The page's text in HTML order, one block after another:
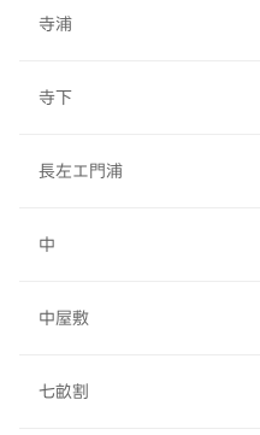
寺浦
寺下
長左エ門浦
中
中屋敷
七畝割